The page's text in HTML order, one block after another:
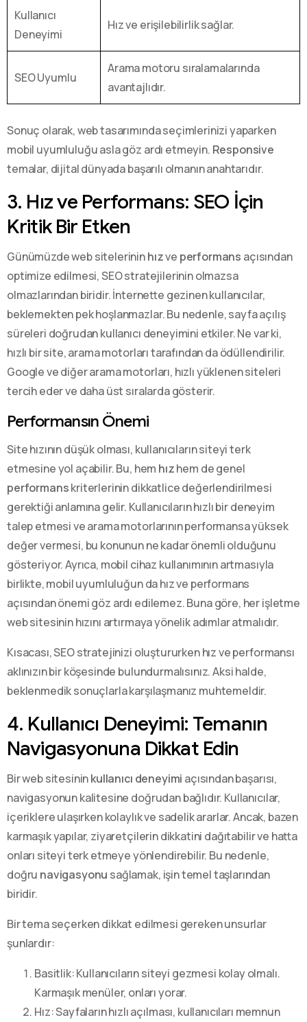
Kullanıcı
Deneyimi
Hız ve erişilebilirlik sağlar.
SEO Uyumlu
Arama motoru sıralamalarında
avantajlıdır.
Sonuç olarak, web tasarımında seçimlerinizi yaparken
mobil uyumluluğu asla göz ardı etmeyin. Responsive
temalar, dijital dünyada başarılı olmanın anahtarıdır.
3. Hız ve Performans: SEO İçin
Kritik Bir Etken
Günümüzde web sitelerininhızve performans açısından
optimize edilmesi, SEO stratejilerinin olmazsa
olmazlarından biridir. İnternette gezinen kullanıcılar,
beklemekten pek hoşlanmazlar. Bu nedenle, sayfa açılış
süreleri doğrudan kullanıcı deneyimini etkiler. Ne var ki,
hızlı bir site, arama motorları tarafından da ödüllendirilir.
Google ve diğer arama motorları, hızlı yüklenen siteleri
tercih eder ve daha üst sıralarda gösterir.
Performansın Önemi
Site hızının düşük olması, kullanıcıların siteyi terk
etmesine yol açabilir. Bu, hem hızhem de genel
performanskriterlerinin dikkatlice değerlendirilmesi
gerektiği anlamına gelir. Kullanıcıların hızlı bir deneyim
talep etmesi ve arama motorlarının performansa yüksek
değer vermesi, bu konunun ne kadar önemli olduğunu
gösteriyor. Ayrıca, mobil cihaz kullanımının artmasıyla
birlikte, mobil uyumluluğun da hız ve performans
açısından önemi göz ardı edilemez. Buna göre, her işletme
web sitesinin hızını artırmaya yönelik adımlar atmalıdır.
Kısacası, SEO stratejinizi oluştururken hız ve performansı
aklınızın bir köşesinde bulundurmalısınız. Aksi halde,
beklenmedik sonuçlarla karşılaşmanız muhtemeldir.
4. Kullanıcı Deneyimi: Temanın
Navigasyonuna Dikkat Edin
Bir web sitesininkullanıcı deneyimi açısından başarısı,
navigasyonun kalitesine doğrudan bağlıdır. Kullanıcılar,
içeriklere ulaşırken kolaylık ve sadelik ararlar. Ancak, bazen
karmaşık yapılar, ziyaretçilerin dikkatini dağıtabilir ve hatta
onları siteyi terk etmeye yönlendirebilir. Bu nedenle,
doğru navigasyonu sağlamak, işin temel taşlarından
biridir.
Bir tema seçerken dikkat edilmesi gereken unsurlar
şunlardır:
Basitlik: Kullanıcıların siteyi gezmesi kolay olmalı.
Karmaşık menüler, onları yorar.
Hız: Sayfaların hızlı açılması, kullanıcıları memnun